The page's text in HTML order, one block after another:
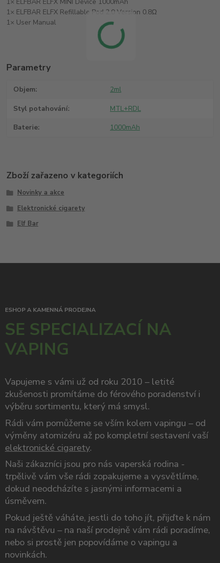
1× ELFBAR ELFX Refillable Pod 2.0 Version 0.8Ω
1× User Manual
Parametry
Objem 2ml
Styl potahování MTL+RDL
Baterie 1000mAh
Zboží zařazeno v kategoriích
Novinky a akce
Elektronické cigarety
Elf Bar
ESHOP A KAMENNÁ PRODEJNA
SE SPECIALIZACÍ NA
VAPING
Vapujeme s vámi už od roku 2010 – letité
zkušenosti promítáme do férového poradenství i
výběru sortimentu, který má smysl.
Rádi vám pomůžeme se vším kolem vapingu – od
výměny atomizéru až po kompletní sestavení vaší
elektronické cigarety.
Naši zákazníci jsou pro nás vaperská rodina -
trpělivě vám vše rádi zopakujeme a vysvětlíme,
dokud neodcházíte s jasnými informacemi a
úsměvem.
Pokud ještě váháte, jestli do toho jít, přijďte k nám
na návštěvu – na naší prodejně vám rádi poradíme,
nebo si prostě jen popovídáme o vapingu a
novinkách.